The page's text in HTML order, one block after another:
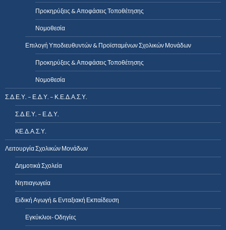
Προκηρύξεις & Αποφάσεις Τοποθέτησης
Νομοθεσία
Επιλογή Υποδιευθυντών & Προϊσταμένων Σχολικών Μονάδων
Προκηρύξεις & Αποφάσεις Τοποθέτησης
Νομοθεσία
Σ.Δ.Ε.Υ. – Ε.Δ.Υ. – Κ.Ε.Δ.Α.Σ.Υ.
Σ.Δ.Ε.Υ. – Ε.Δ.Υ.
ΚΕ.Δ.Α.Σ.Υ.
Λειτουργία Σχολικών Μονάδων
Δημοτικά Σχολεία
Νηπιαγωγεία
Ειδική Αγωγή & Ενταξιακή Εκπαίδευση
Εγκύκλιοι- Οδηγίες